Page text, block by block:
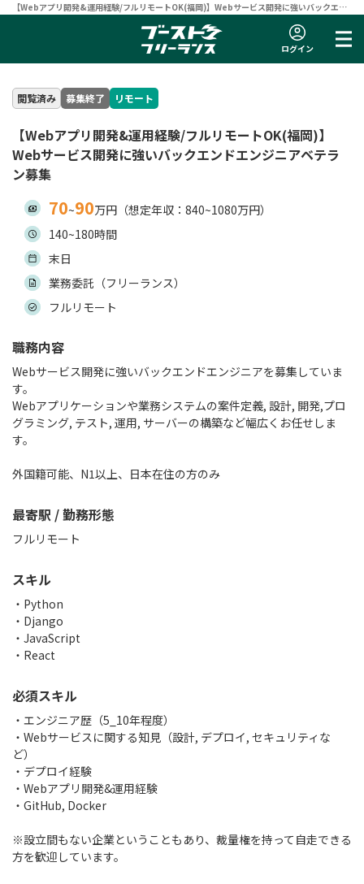
【Webアプリ開発&運用経験/フルリモートOK(福岡)】Webサービス開発に強いバックエン
ログイン
閲覧済み 募集終了 リモート
【Webアプリ開発&運用経験/フルリモートOK(福岡)】
Webサービス開発に強いバックエンドエンジニアベテラ
ン募集
70~90万円（想定年収：840~1080万円）
140~180時間
末日
業務委託（フリーランス）
フルリモート
職務内容
Webサービス開発に強いバックエンドエンジニアを募集していま
す。
Webアプリケーションや業務システムの案件定義, 設計, 開発,プロ
グラミング, テスト, 運用, サーバーの構築など幅広くお任せしま
す。
外国籍可能、N1以上、日本在住の方のみ
最寄駅 / 勤務形態
フルリモート
スキル
Python
Django
JavaScript
React
必須スキル
・エンジニア歴（5_10年程度）
・Webサービスに関する知見（設計, デプロイ, セキュリティな
ど）
・デプロイ経験
・Webアプリ開発&運用経験
・GitHub, Docker
※設立間もない企業ということもあり、裁量権を持って自走できる
方を歓迎しています。